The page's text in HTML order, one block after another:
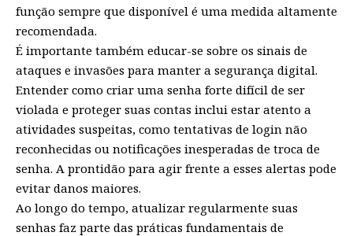
função sempre que disponível é uma medida altamente
recomendada.
É importante também educar-se sobre os sinais de
ataques e invasões para manter a segurança digital.
Entender como criar uma senha forte difícil de ser
violada e proteger suas contas inclui estar atento a
atividades suspeitas, como tentativas de login não
reconhecidas ou notificações inesperadas de troca de
senha. A prontidão para agir frente a esses alertas pode
evitar danos maiores.
Ao longo do tempo, atualizar regularmente suas
senhas faz parte das práticas fundamentais de